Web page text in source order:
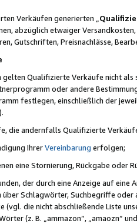
Verkäufen generierten „
abzüglich etwaiger
Gutschriften, Preisnachlässe,
gelten Qualifizierte Verkäufe nicht
oder andere
festlegen, einschließlich der
die andernfalls Qualifizierte
IhrerVereinbarung erfolgen;
eine Stornierung, Rückgabe oder
der durch eine Anzeige auf
über Schlagwörter, Suchbegriffe
(vgl. die nicht abschließende Liste
(z. B. „ammazon“, „amaozn“